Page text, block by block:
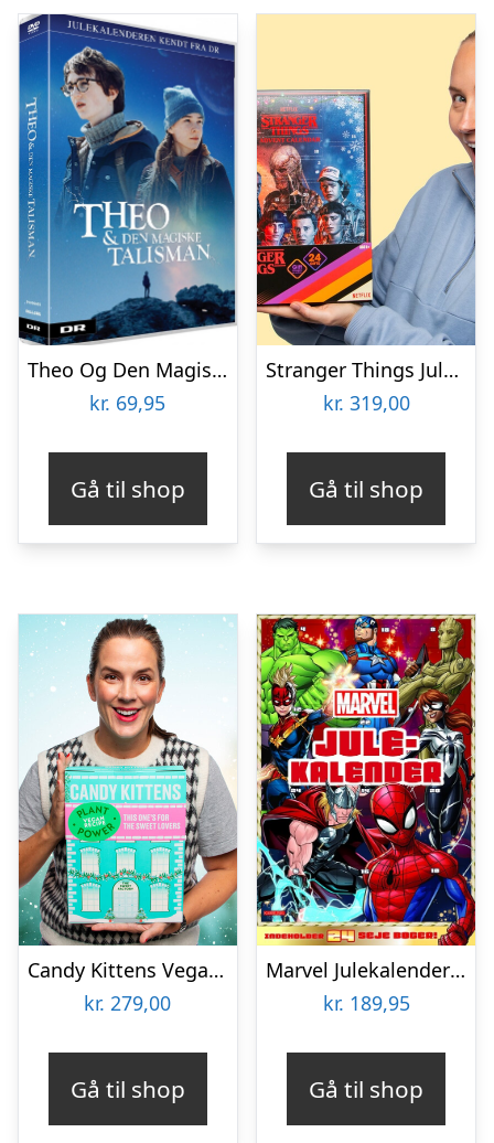
Theo Og Den Magiske Talisman – Dr Julekalender 2018 – DVD – Tv-serie
kr. 69,95
Gå til shop
Stranger Things Julekalender
kr. 319,00
Gå til shop
Candy Kittens Vegansk Julekalender
kr. 279,00
Gå til shop
Marvel Julekalender Med 24 Bøger
kr. 189,95
Gå til shop